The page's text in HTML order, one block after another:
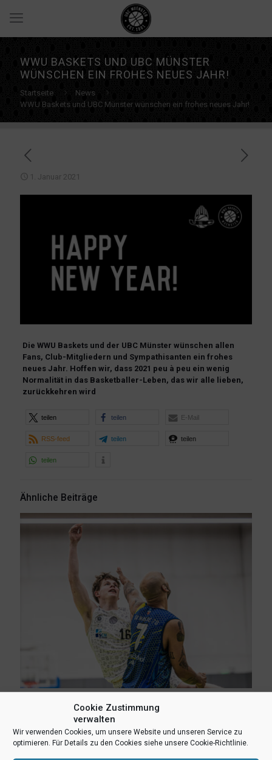
Cookie Zustimmung
verwalten
Wir verwenden Cookies, um unsere Website und unseren Service zu
optimieren. Für Details zu den Cookies siehe unsere Cookie-Richtlinie.
WWU BASKETS UND UBC MÜNSTER
WÜNSCHEN EIN FROHES NEUES JAHR!
Startseite
News
WWU Baskets und UBC Münster wünschen ein frohes neues Jahr!
1. Januar 2021
Die WWU Baskets und der UBC Münster wünschen allen
Fans, Club-Mitgliedern und Sympathisanten ein frohes
neues Jahr. Hoffen wir, dass 2021 peu à peu ein wenig
Normalität in das Basketballer-Leben, das wir alle lieben,
zurückkehren wird
teilen teilen E-Mail
RSS-feed teilen teilen
teilen
Ähnliche Beiträge
Erik Niggemann setzt Karriere in Ibbenbüren fort